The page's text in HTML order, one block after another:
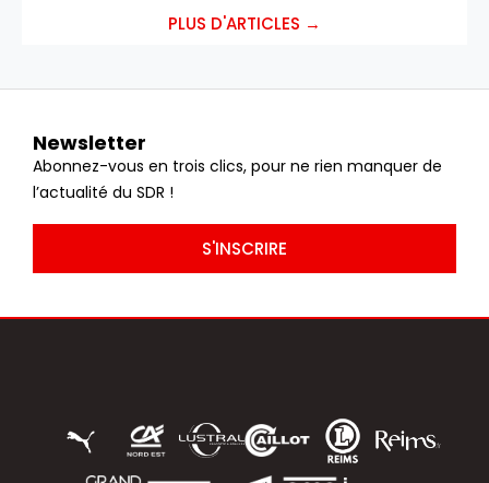
PLUS D'ARTICLES →
Newsletter
Abonnez-vous en trois clics, pour ne rien manquer de
l’actualité du SDR !
S'INSCRIRE